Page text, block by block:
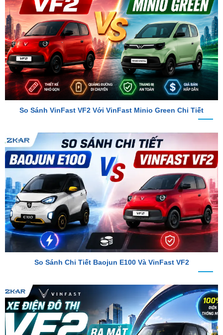
So Sánh VinFast VF2 Với VinFast Minio Green Chi Tiết
So Sánh Chi Tiết Baojun E100 Và VinFast VF2